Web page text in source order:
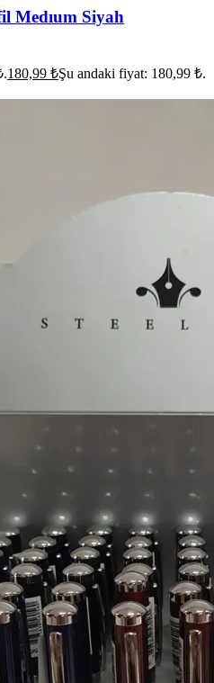
Medıum Siyah
180,99 ₺Şu andaki fiyat: 180,99 ₺.